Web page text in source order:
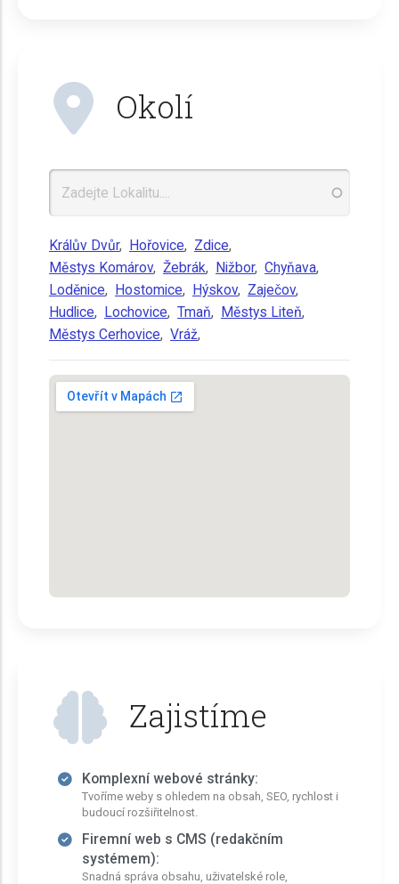
Okolí
Králův Dvůr, Hořovice, Zdice,
Městys Komárov, Žebrák, Nižbor, Chyňava,
Loděnice, Hostomice, Hýskov, Zaječov,
Hudlice, Lochovice, Tmaň, Městys Liteň,
Městys Cerhovice, Vráž,
Zajistíme
Komplexní webové stránky:
Tvoříme weby s ohledem na obsah, SEO, rychlost i
budoucí rozšiřitelnost.
Firemní web s CMS (redakčním
systémem):
Snadná správa obsahu, uživatelské role,